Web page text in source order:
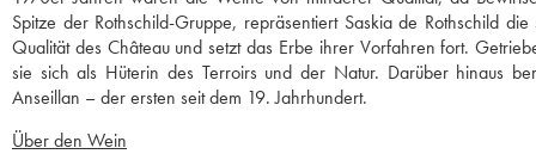
Spitze der Rothschild-Gruppe, repräsentiert Saskia de Rothschild
Qualität des Château und setzt das Erbe ihrer Vorfahren fort.
sie sich als Hüterin des Terroirs und der Natur. Darüber hinaus
Anseillan – der ersten seit dem 19. Jahrhundert.
Über den Wein